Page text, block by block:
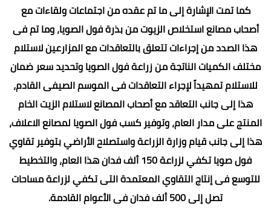
كما تمت الإشارة إلى ما تم عقده من اجتماعات ولقاءات مع
أصحاب مصانع استخلاص الزيوت من بذرة فول الصويا، وما تم فى
هذا الصدد من إجراءات تتعلق بالتعاقدات مع المزارعين لاستلام
مختلف الكميات الناتجة من زراعة فول الصويا وتحديد سعر ضمان
للاستلام تمهيداً لإجراء التعاقدات فى الموسم الصيفى القادم،
هذا إلى جانب التعاقد مع أصحاب المصانع لاستلام الزيت الخام
المنتج على مدار العام، وتوفير كسب فول الصويا لمصانع الاعلاف،
هذا إلى جانب قيام وزارة الزراعة واستصلاح الأراضي بتوفير تقاوي
فول صويا تكفي لزراعة 150 ألف فدان هذا العام، والتخطيط
للتوسع فى إنتاج التقاوي المعتمدة التى تكفي لزراعة مساحات
تصل إلى 500 ألف فدان فى الأعوام القادمة.